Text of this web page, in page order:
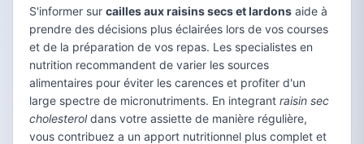
S'informer sur cailles aux raisins secs et lardons aide à
prendre des décisions plus éclairées lors de vos courses
et de la préparation de vos repas. Les specialistes en
nutrition recommandent de varier les sources
alimentaires pour éviter les carences et profiter d'un
large spectre de micronutriments. En integrant raisin sec
cholesteroldans votre assiette de manière régulière,
vous contribuez a un apport nutritionnel plus complet et